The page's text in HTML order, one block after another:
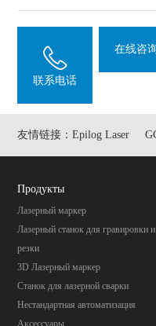
联系电话
在线咨
友情链接：Epilog Laser
Продукты
Лазерный маркер
Лазерный станок для гравировки и
резки
3D Лазерный маркер
Станок для лазерной сварки
Нестандартная автоматизация
Аксессуары